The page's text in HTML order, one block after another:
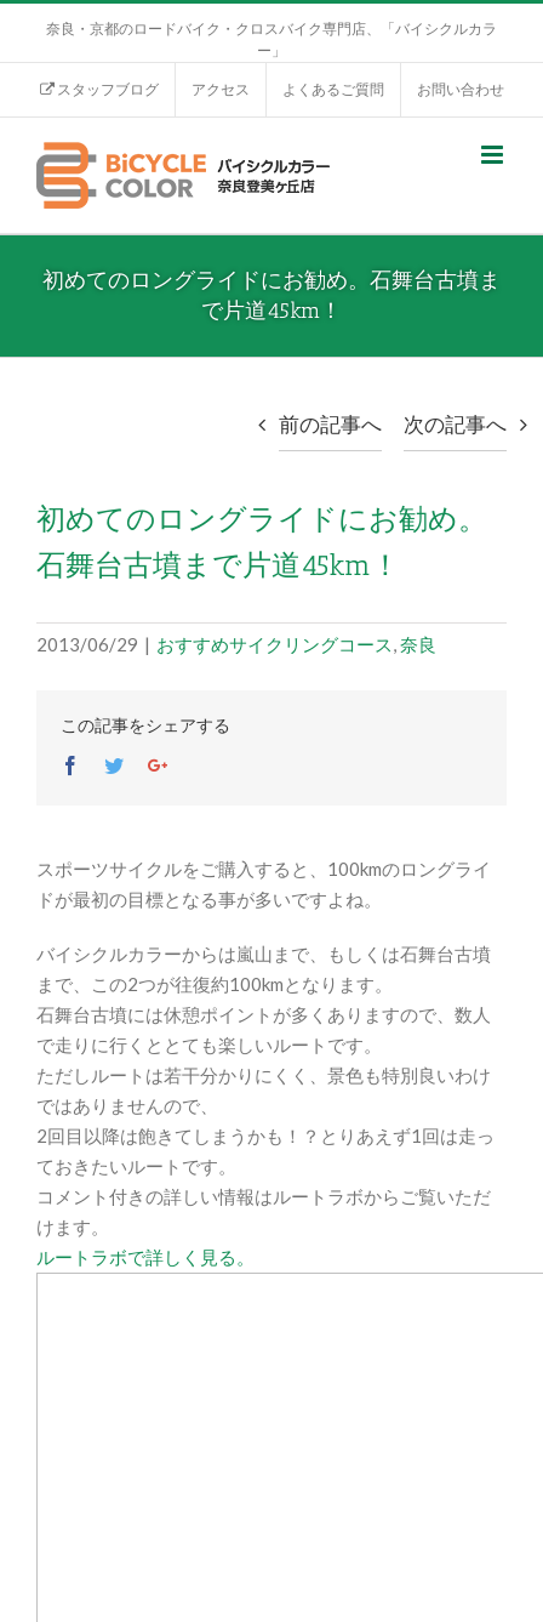
奈良・京都のロードバイク・クロスバイク専門店、「バイシクルカラ
ー」
スタッフブログ アクセス よくあるご質問 お問い合わせ
初めてのロングライドにお勧め。石舞台古墳ま
で片道45km！
前の記事へ 次の記事へ
初めてのロングライドにお勧め。
石舞台古墳まで片道45km！
2013/06/29 | おすすめサイクリングコース,奈良
この記事をシェアする
Facebook
TwitterGoogle+
スポーツサイクルをご購入すると、100kmのロングライ
ドが最初の目標となる事が多いですよね。
バイシクルカラーからは嵐山まで、もしくは石舞台古墳
まで、この2つが往復約100kmとなります。
石舞台古墳には休憩ポイントが多くありますので、数人
で走りに行くととても楽しいルートです。
ただしルートは若干分かりにくく、景色も特別良いわけ
ではありませんので、
2回目以降は飽きてしまうかも！？とりあえず1回は走っ
ておきたいルートです。
コメント付きの詳しい情報はルートラボからご覧いただ
けます。
ルートラボで詳しく見る。